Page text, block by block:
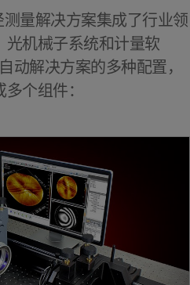
量解决方案集成了行业领
机械子系统和计量软
动解决方案的多种配置，
个组件：